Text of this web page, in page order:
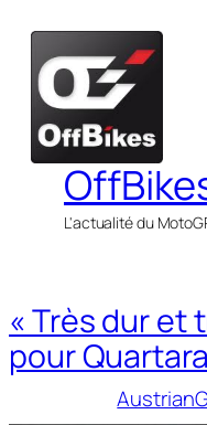
contenu
L'actualité du
« Très dur et
pour